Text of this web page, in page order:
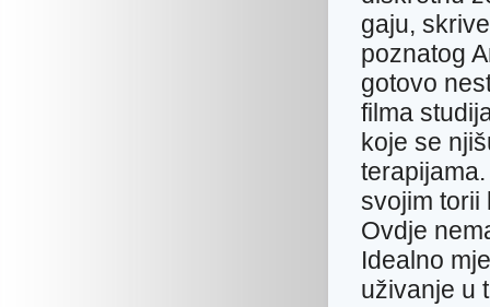
gaju,
poznatog
gotovo
filma
koje se
svojim torii
Ovdje
Idealno
uživanje u